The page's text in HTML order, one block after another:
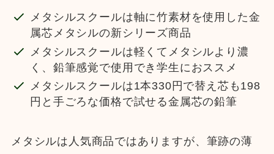
メタシルスクールは軸に竹素材を使用した金
属芯メタシルの新シリーズ商品
メタシルスクールは軽くてメタシルより濃
く、鉛筆感覚で使用でき学生におススメ
メタシルスクールは1本330円で替え芯も198
円と手ごろな価格で試せる金属芯の鉛筆
メタシルは人気商品ではありますが、筆跡の薄